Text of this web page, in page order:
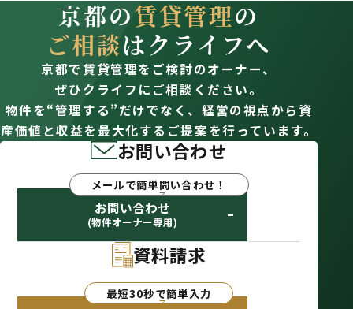
京都の賃貸管理の
ご相談はクライフへ
京都で賃貸管理をご検討のオーナー、
ぜひクライフにご相談ください。
物件を“管理する”だけでなく、経営の視点から資
産価値と収益を最大化するご提案を行っています。
お問い合わせ
メールで簡単問い合わせ！
お問い合わせ
(物件オーナー専用)
資料請求
最短30秒で簡単入力